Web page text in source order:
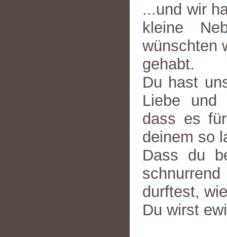
...und wir
kleine
wünschten
gehabt.
Du hast
Liebe und
dass es
deinem so
Dass du
durftest,
Du wirst